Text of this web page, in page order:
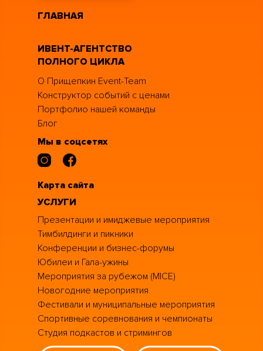
ГЛАВНАЯ
ИВЕНТ-АГЕНТСТВО
ПОЛНОГО ЦИКЛА
О Прищепкин Event-Team
Конструктор событий с ценами
Портфолио нашей команды
Блог
Мы в соцсетях
Карта сайта
УСЛУГИ
Презентации и имиджевые мероприятия
Тимбилдинги и пикники
Конференции и бизнес-форумы
Юбилеи и Гала-ужины
Мероприятия за рубежом (MICE)
Новогодние мероприятия
Фестивали и муниципальные мероприятия
Спортивные соревнования и чемпионаты
Студия подкастов и стримингов